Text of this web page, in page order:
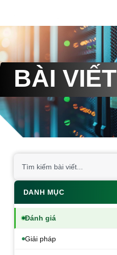
BÀI VIẾT
DANH MỤC
Đánh giá
Giải pháp